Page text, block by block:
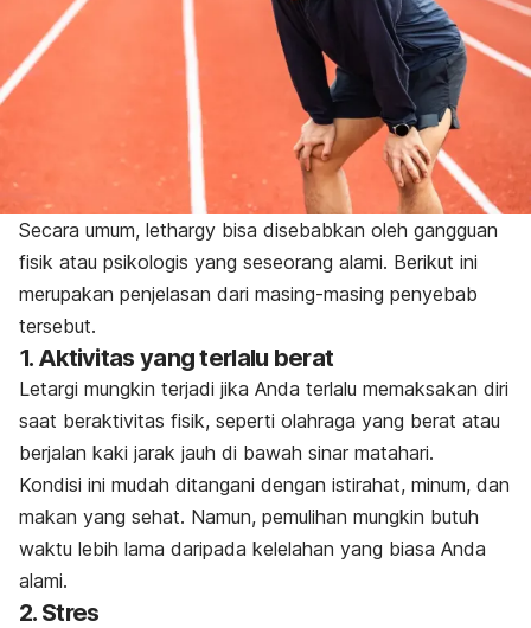
Secara umum, lethargy bisa disebabkan oleh gangguan
fisik atau psikologis yang seseorang alami. Berikut ini
merupakan penjelasan dari masing-masing penyebab
tersebut.
1. Aktivitas yang terlalu berat
Letargi mungkin terjadi jika Anda terlalu memaksakan diri
saat beraktivitas fisik, seperti olahraga yang berat atau
berjalan kaki jarak jauh di bawah sinar matahari.
Kondisi ini mudah ditangani dengan istirahat, minum, dan
makan yang sehat. Namun, pemulihan mungkin butuh
waktu lebih lama daripada kelelahan yang biasa Anda
alami.
2. Stres